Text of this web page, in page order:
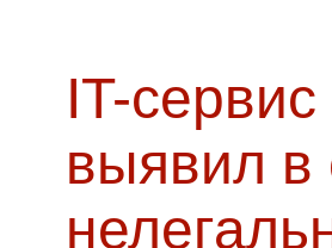
IT-
выявил в